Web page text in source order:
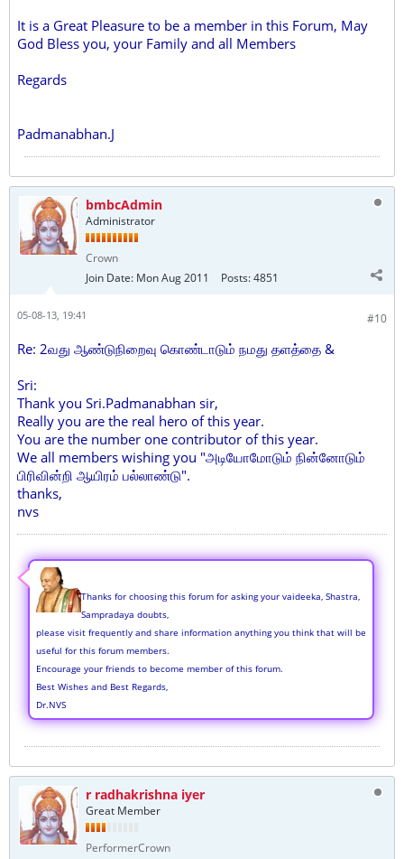
It is a Great Pleasure to be a member in this Forum, May
God Bless you, your Family and all Members
Regards
Padmanabhan.J
bmbcAdmin
Administrator
Crown
Join Date: Mon Aug 2011 Posts:4851
#10
05-08-13, 19:41
Re: 2வது ஆண்டுநிறைவு கொண்டாடும் நமது தளத்தை &
Sri:
Thank you Sri.Padmanabhan sir,
Really you are the real hero of this year.
You are the number one contributor of this year.
We all members wishing you "அடியோமோடும் நின்னோடும்
பிரிவின்றி ஆயிரம் பல்லாண்டு".
thanks,
nvs
Thanks for choosing this forum for asking your vaideeka, Shastra,
Sampradaya doubts,
please visit frequently and share information anything you think that will be
useful for this forum members.
Encourage your friends to become member of this forum.
Best Wishes and Best Regards,
Dr.NVS
r radhakrishna iyer
Great Member
PerformerCrown